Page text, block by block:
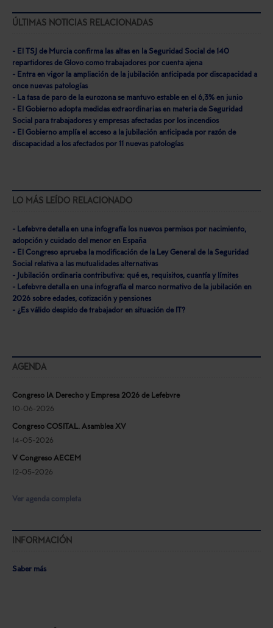
ÚLTIMAS NOTICIAS RELACIONADAS
- El TSJ de Murcia confirma las altas en la Seguridad Social de 140
repartidores de Glovo como trabajadores por cuenta ajena
- Entra en vigor la ampliación de la jubilación anticipada por discapacidad a
once nuevas patologías
- La tasa de paro de la eurozona se mantuvo estable en el 6,3% en junio
- El Gobierno adopta medidas extraordinarias en materia de Seguridad
Social para trabajadores y empresas afectadas por los incendios
- El Gobierno amplía el acceso a la jubilación anticipada por razón de
discapacidad a los afectados por 11 nuevas patologías
LO MÁS LEÍDO RELACIONADO
- Lefebvre detalla en una infografía los nuevos permisos por nacimiento,
adopción y cuidado del menor en España
- El Congreso aprueba la modificación de la Ley General de la Seguridad
Social relativa a las mutualidades alternativas
- Jubilación ordinaria contributiva: qué es, requisitos, cuantía y límites
- Lefebvre detalla en una infografía el marco normativo de la jubilación en
2026 sobre edades, cotización y pensiones
- ¿Es válido despido de trabajador en situación de IT?
AGENDA
Congreso IA Derecho y Empresa 2026 de Lefebvre
10-06-2026
Congreso COSITAL. Asamblea XV
14-05-2026
V Congreso AECEM
12-05-2026
Ver agenda completa
INFORMACIÓN
Saber más